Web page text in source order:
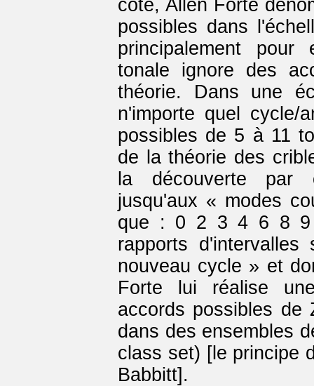
côté, Allen Forte
possibles dans
principalement
tonale ignore des
théorie. Dans une
n'importe quel cycle/
possibles de 5 à 11
de la théorie des
la découverte par
jusqu'aux « modes
que : 0 2 3 4 6 8 9
rapports
nouveau cycle » et
Forte lui réalise
accords possibles
dans des ensembles
class set) [le principe
Babbitt].